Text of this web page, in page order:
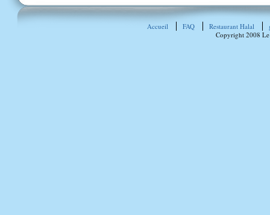
Accueil FAQ Restaurant Halal
Copyright 2008